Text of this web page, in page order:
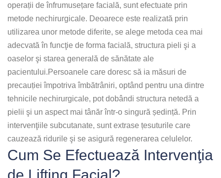
operații de înfrumusețare facială, sunt efectuate prin
metode nechirurgicale. Deoarece este realizată prin
utilizarea unor metode diferite, se alege metoda cea mai
adecvată în funcţie de forma facială, structura pieli şi a
oaselor şi starea generală de sănătate ale
pacientului.Persoanele care doresc să ia măsuri de
precauției împotriva îmbătrâniri, optând pentru una dintre
tehnicile nechirurgicale, pot dobândi structura netedă a
pielii şi un aspect mai tânăr într-o singură ședință. Prin
intervenţiile subcutanate, sunt extrase țesuturile care
cauzează ridurile şi se asigură regenerarea celulelor.
Cum Se Efectuează Intervenţia